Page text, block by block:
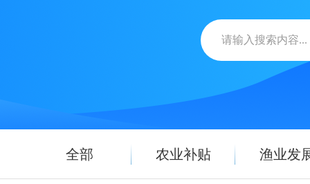
全部 农业补贴 渔业发